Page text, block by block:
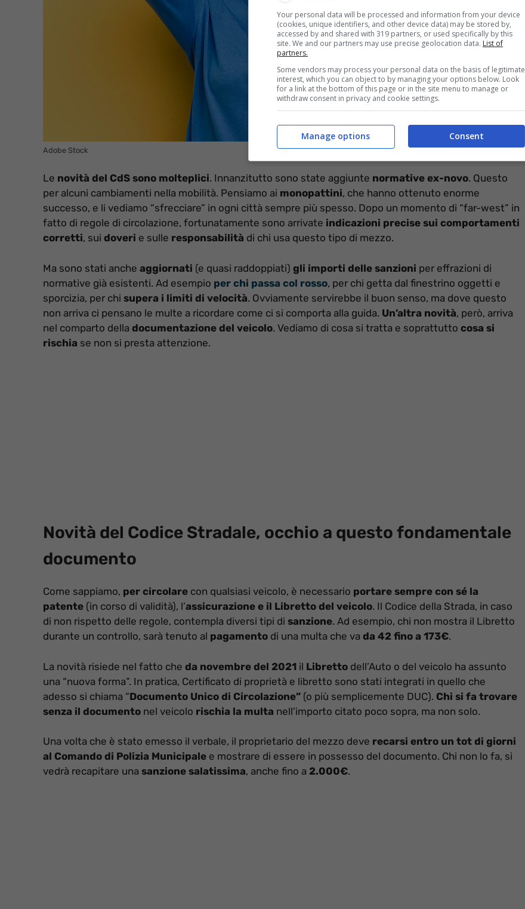
Adobe Stock
Le novità del CdS sono molteplici. Innanzitutto sono state aggiunte normative ex-novo. Questo
per alcuni cambiamenti nella mobilità. Pensiamo ai monopattini, che hanno ottenuto enorme
successo, e li vediamo “sfrecciare” in ogni città sempre più spesso. Dopo un momento di “far-west” in
fatto di regole di circolazione, fortunatamente sono arrivate indicazioni precise sui comportamenti
corretti, sui doveri e sulle responsabilità di chi usa questo tipo di mezzo.
Ma sono stati anche aggiornati (e quasi raddoppiati) gli importi delle sanzioni per effrazioni di
normative già esistenti. Ad esempio per chi passa col rosso, per chi getta dal finestrino oggetti e
sporcizia, per chi supera i limiti di velocità. Ovviamente servirebbe il buon senso, ma dove questo
non arriva ci pensano le multe a ricordare come ci si comporta alla guida. Un’altra novità, però, arriva
nel comparto della documentazione del veicolo. Vediamo di cosa si tratta e soprattutto cosa si
rischia se non si presta attenzione.
Novità del Codice Stradale, occhio a questo fondamentale
documento
Come sappiamo, per circolare con qualsiasi veicolo, è necessario portare sempre con sé la
patente (in corso di validità), l’assicurazione e il Libretto del veicolo. Il Codice della Strada, in caso
di non rispetto delle regole, contempla diversi tipi di sanzione. Ad esempio, chi non mostra il Libretto
durante un controllo, sarà tenuto al pagamento di una multa che va da 42 fino a 173€.
La novità risiede nel fatto che da novembre del 2021 il Libretto dell’Auto o del veicolo ha assunto
una “nuova forma”. In pratica, Certificato di proprietà e libretto sono stati integrati in quello che
adesso si chiama “Documento Unico di Circolazione” (o più semplicemente DUC). Chi si fa trovare
senza il documento nel veicolo rischia la multa nell’importo citato poco sopra, ma non solo.
Una volta che è stato emesso il verbale, il proprietario del mezzo deve recarsi entro un tot di giorni
al Comando di Polizia Municipale e mostrare di essere in possesso del documento. Chi non lo fa, si
vedrà recapitare una sanzione salatissima, anche fino a 2.000€.
Your personal data will be processed and information from your device
(cookies, unique identifiers, and other device data) may be stored by,
accessed by and shared with 319 partners, or used specifically by this
site. We and our partners may use precise geolocation data. List of
partners.
Some vendors may process your personal data on the basis of legitimate
interest, which you can object to by managing your options below. Look
for a link at the bottom of this page or in the site menu to manage or
withdraw consent in privacy and cookie settings.
Consent
Manage options